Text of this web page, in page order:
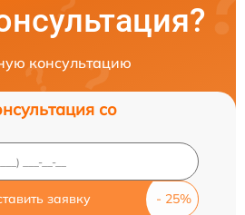
консультацию
со
заявку